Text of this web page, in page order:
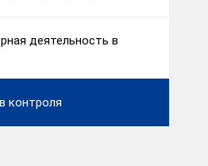
деятельность в
контроля